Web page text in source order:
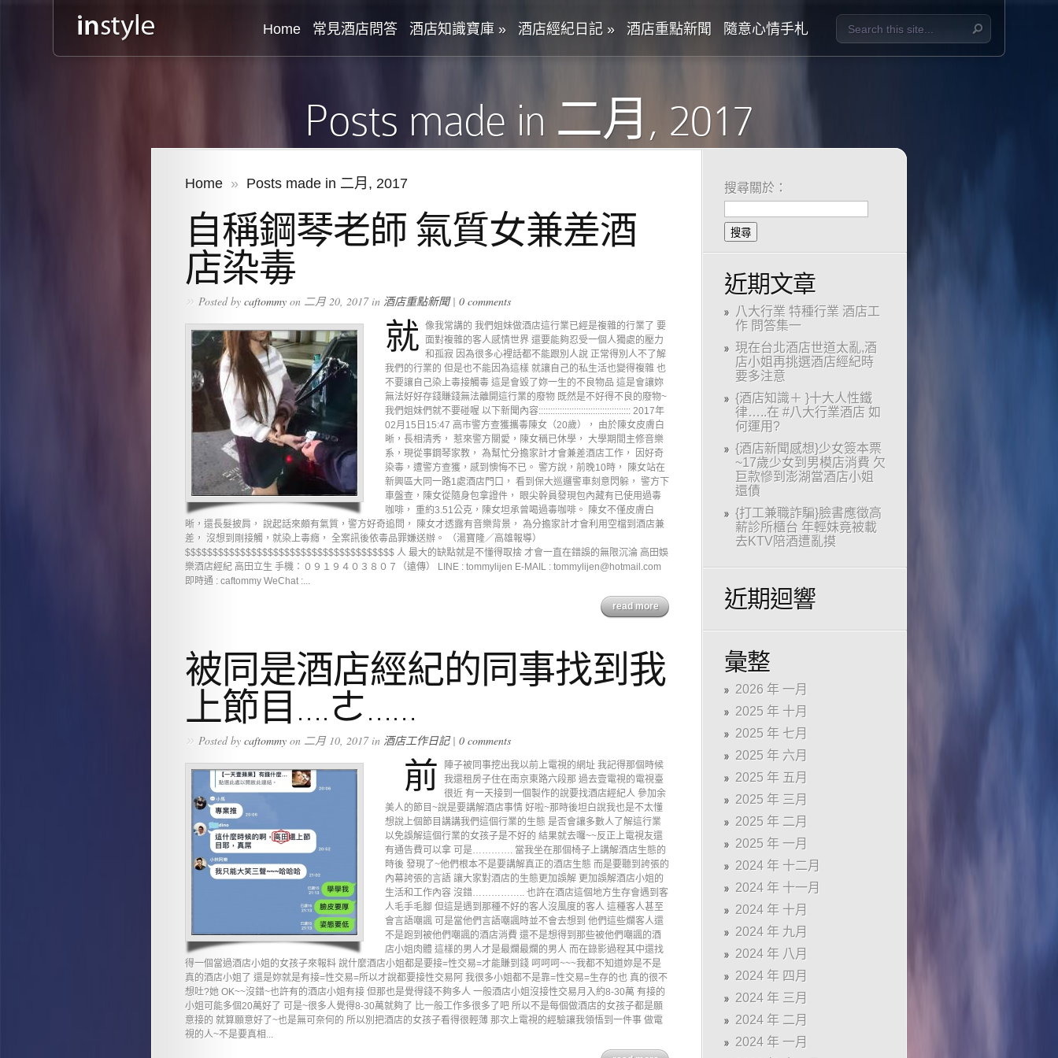
Home 常見酒店問答 酒店知識寶庫» 酒店經紀日記» 酒店重點新聞 隨意心情手札
Posts made in 二月, 2017
Home » Posts made in 二月, 2017
自稱鋼琴老師 氣質女兼差酒
店染毒
» Posted by caftommy on 二月 20, 2017 in 酒店重點新聞| 0 comments
就 像我常講的 我們姐妹做酒店這行業已經是複雜的行業了 要
面對複雜的客人感情世界 還要能夠忍受一個人獨處的壓力
和孤寂 因為很多心裡話都不能跟別人說 正常得別人不了解
我們的行業的 但是也不能因為這樣 就讓自己的私生活也變得複雜 也
不要讓自己染上毒接觸毒 這是會毀了妳一生的不良物品 這是會讓妳
無法好好存錢賺錢無法離開這行業的廢物 既然是不好得不良的廢物~
我們姐妹們就不要碰喔 以下新聞內容::::::::::::::::::::::::::::::::::::::: 2017年
02月15日15:47 高市警方查獲攜毒陳女（20歲）， 由於陳女皮膚白
晰，長相清秀， 惹來警方關愛，陳女稱已休學， 大學期間主修音樂
系，現從事鋼琴家教， 為幫忙分擔家計才會兼差酒店工作， 因好奇
染毒，遭警方查獲，感到懊悔不已。 警方說，前晚10時， 陳女站在
新興區大同一路1處酒店門口， 看到保大巡邏警車刻意閃躲， 警方下
車盤查，陳女從隨身包拿證件， 眼尖幹員發現包內藏有已使用過毒
咖啡， 重約3.51公克，陳女坦承曾喝過毒咖啡。 陳女不僅皮膚白
晰，還長髮披肩， 說起話來頗有氣質，警方好奇追問， 陳女才透露有音樂背景， 為分擔家計才會利用空檔到酒店兼
差， 沒想到剛接觸，就染上毒癮， 全案訊後依毒品罪嫌送辦。 （湯寶隆／高雄報導）
$$$$$$$$$$$$$$$$$$$$$$$$$$$$$$$$$$$$$$ 人 最大的缺點就是不懂得取捨 才會一直在錯誤的無限沉淪 高田娛
樂酒店經紀 高田立生 手機：０９１９４０３８０７（遠傳） LINE : tommylijen E-MAIL : tommylijen@hotmail.com
即時通 : caftommy WeChat :...
read more
被同是酒店經紀的同事找到我
上節目….ㄜ……
» Posted by caftommy on 二月 10, 2017 in 酒店工作日記| 0 comments
前
陣子被同事挖出我以前上電視的網址 我記得那個時候
我還租房子住在南京東路六段那 過去壹電視的電視臺
很近 有一天接到一個製作的說要找酒店經紀人 參加余
美人的節目~說是要講解酒店事情 好啦~那時後坦白說我也是不太懂
想說上個節目講講我們這個行業的生態 是否會讓多數人了解這行業
以免誤解這個行業的女孩子是不好的 結果就去囉~~反正上電視友還
有通告費可以拿 可是…………. 當我坐在那個椅子上講解酒店生態的
時後 發現了~他們根本不是要講解真正的酒店生態 而是要聽到誇張的
內幕誇張的言語 讓大家對酒店的生態更加誤解 更加誤解酒店小姐的
生活和工作內容 沒錯…………….. 也許在酒店這個地方生存會遇到客
人毛手毛腳 但這是遇到那種不好的客人沒風度的客人 這種客人甚至
會言語嘲諷 可是當他們言語嘲諷時並不會去想到 他們這些爛客人還
不是跑到被他們嘲諷的酒店消費 還不是想得到那些被他們嘲諷的酒
店小姐肉體 這樣的男人才是最爛最爛的男人 而在錄影過程其中還找
得一個當過酒店小姐的女孩子來報料 說什麼酒店小姐都是要接=性交易=才能賺到錢 呵呵呵~~~我都不知道妳是不是
真的酒店小姐了 還是妳就是有接=性交易=所以才說都要接性交易阿 我很多小姐都不是靠=性交易=生存的也 真的很不
想吐?她 OK~~沒錯~也許有的酒店小姐有接 但那也是覺得錢不夠多人 一般酒店小姐沒接性交易月入約8-30萬 有接的
小姐可能多個20萬好了 可是~很多人覺得8-30萬就夠了 比一般工作多很多了吧 所以不是每個做酒店的女孩子都是願
意接的 就算願意好了~也是無可奈何的 所以別把酒店的女孩子看得很輕薄 那次上電視的經驗讓我領悟到一件事 做電
視的人~不是要真相...
搜尋關於：
近期文章
八大行業 特種行業 酒店工
作 問答集一
現在台北酒店世道太亂,酒
店小姐再挑選酒店經紀時
要多注意
{酒店知識＋ }十大人性鐵
律…..在 #八大行業酒店 如
何運用?
{酒店新聞感想}少女簽本票
~17歲少女到男模店消費 欠
巨款慘到澎湖當酒店小姐
還債
{打工兼職詐騙}臉書應徵高
薪診所櫃台 年輕妹竟被載
去KTV陪酒遭亂摸
近期迴響
彙整
2026 年 一月
2025 年 十月
2025 年 七月
2025 年 六月
2025 年 五月
2025 年 三月
2025 年 二月
2025 年 一月
2024 年 十二月
2024 年 十一月
2024 年 十月
2024 年 九月
2024 年 八月
2024 年 四月
2024 年 三月
2024 年 二月
2024 年 一月